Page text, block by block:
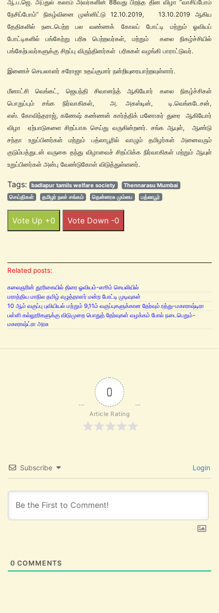
ஆ.ப.ஜெ. அப்துல் கலாம் அவர்களின் 88வது பிறந்த தின விழா “வாசிப்போம்
நேசிப்போம்” நிகழ்வினை முன்னிட்டு 12.10.2019, 13.10.2019 ஆகிய
தேதிகளில் நடைபெற்ற பல வண்ணக் கோலப் போட்டி மற்றும் ஓவியப்
போட்டிகளில் பங்கேற்று பரிசு பெற்றவர்கள், மற்றும் கலை நிகழ்ச்சியில்
பங்கேற்பவர்களுக்கு சிறப்பு விருந்தினர்கள் பரிசுகள் வழங்கி பாராட்டுவர்.
இணைச் செயலாளர் சரோஜா உதய்குமார் நன்றியுரையாற்றவுள்ளார்.
மீனாட்சி வெங்கட், ஜெயந்தி சிவானந்த் ஆகியோர் கலை நிகழ்ச்சிகள்
பொறுப்பும் சங்க நிர்வாகிகள், அ. அகஸ்டின், டி.வெங்கடேசன்,
எஸ். கோவிந்தராஜ், கணேஷ் கண்ணன் கார்த்திக் மனோகர் துரை ஆகியோர்
விழா ஏற்பாடுகளை சிறப்பாக செய்து வருகின்றனர். சங்க ஆயுள், ஆண்டு
சந்தா உறுப்பினர்கள் மற்றும் பத்லாபூரில் வாழும் தமிழர்கள் அனைவரும்
குடும்பத்துடன் வருகை தந்து விழாவைச் சிறப்பிக்க நிர்வாகிகள் மற்றும் ஆயுள்
உறுப்பினர்கள் அன்பு வேண்டுகோள் விடுத்துள்ளனர்.
Tags: badlapur tamils welfare society
Thennarasu Mumbai
செய்திகள்
தமிழர் நலச் சங்கம் தென்னரசு மும்பை பத்லாபூர்
Vote Up +0 Vote Down -0
Related posts:
கலைஞரின் தூரிகையில் திரை ஓவியம்-ஸூம் செயலியில்
மராத்திய மாநில தமிழ் எழுத்தாளர் மன்ற போட்டி முடிவுகள்
10 ஆம் வகுப்பு புவியியல் மற்றும் 9,11ம் வகுப்புகளுக்கான தேர்வும் ரத்து-மகாராஷ்டிரா
பள்ளி கல்லூரிகளுக்கு விடுமுறை பொதுத் தேர்வுகள் வழக்கம் போல் நடைபெறும்-
மகாராஷ்ட்ரா அரசு
0
Article Rating
Subscribe Login
0 COMMENTS